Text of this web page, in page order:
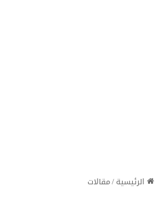
الرئيسية/مقالات